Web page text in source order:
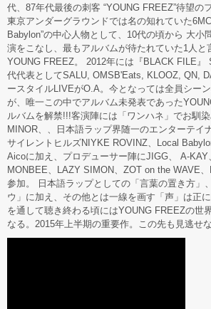
代、87年代最後の刺客 “YOUNG FREEZ”待望の
東京アンダーグラウンドでは名の知れていた
Babylon”の中心人物として、10代の頃から 大小
演をこなし、最もアルバムが待たれていた1人と
YOUNG FREEZ。 2012年には『BLACK FILE』
代代表としてSALU, OMSB'Eats, KLOOZ, QN,
ースタイルLIVEがO.A。今となっては全員シー
が、唯一この中でアルバム未発表であった
ルバムを解禁!!!客演陣には「ワンハネ」でお馴
MINOR、、日本語ラップ界随一のエンターテイ
サイレントヒルズNIYKE ROVINZ、Local
Aicoに加え、プロデューサー陣にJIGG、 A-KAY
MONBEE、LAZY SIMON、ZOT on the WAVE
参加。 日本語ラップとしての「言葉の置き方」
ウ」に加え、その他とは一線を画す「声」は正
を通して聴き終わる頃にはYOUNG FREEZの世
なる。2015年上半期の重要作。この先も見逃せ